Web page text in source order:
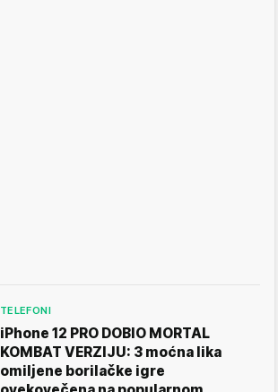
TELEFONI
iPhone 12 PRO DOBIO MORTAL
KOMBAT VERZIJU: 3 moćna lika
omiljene borilačke igre